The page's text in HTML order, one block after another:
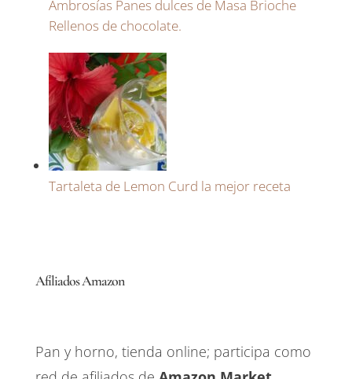
Ambrosías Panes dulces de Masa Brioche
Rellenos de chocolate.
Tartaleta de Lemon Curd la mejor receta
Afiliados Amazon
Pan y horno, tienda online; participa como